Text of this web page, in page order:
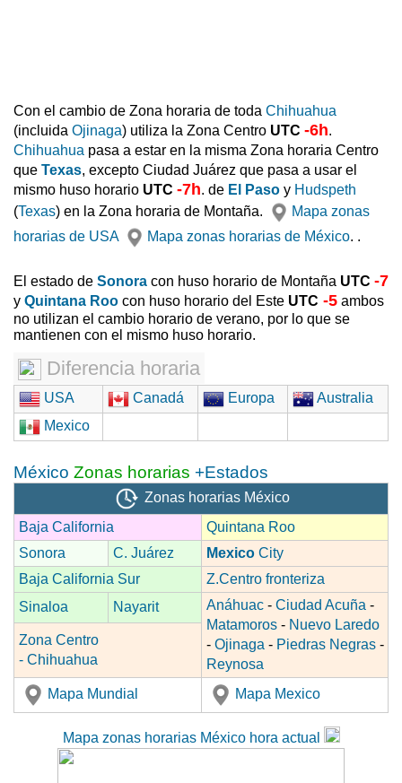
Con el cambio de Zona horaria de toda Chihuahua
(incluida Ojinaga) utiliza la Zona Centro UTC -6h.
Chihuahua pasa a estar en la misma Zona horaria Centro
que Texas, excepto Ciudad Juárez que pasa a usar el
mismo huso horario UTC -7h. de El Paso y Hudspeth
(Texas) en la Zona horaria de Montaña.
Mapa zonas
horarias de USA
Mapa zonas horarias de México. .
El estado de Sonora con huso horario de Montaña UTC -7
y Quintana Roo con huso horario del Este UTC -5 ambos
no utilizan el cambio horario de verano, por lo que se
mantienen con el mismo huso horario.
Diferencia horaria
USA Canadá Europa
Australia
Mexico
México Zonas horarias +Estados
Zonas horarias México
Baja California
Quintana Roo
Sonora
C. Juárez Mexico City
Baja California Sur
Z.Centro fronteriza
Sinaloa
Nayarit Anáhuac - Ciudad Acuña -
Matamoros - Nuevo Laredo
- Ojinaga - Piedras Negras -
Reynosa
Zona Centro
- Chihuahua
Mapa Mundial Mapa Mexico
Mapa zonas horarias México hora actual